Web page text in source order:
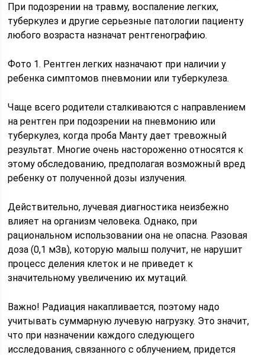
При подозрении на травму, воспаление легких,
туберкулез и другие серьезные патологии пациенту
любого возраста назначат рентгенографию.
Фото 1. Рентген легких назначают при наличии у
ребенка симптомов пневмонии или туберкулеза.
Чаще всего родители сталкиваются с направлением
на рентген при подозрении на пневмонию или
туберкулез, когда проба Манту дает тревожный
результат. Многие очень настороженно относятся к
этому обследованию, предполагая возможный вред
ребенку от полученной дозы излучения.
Действительно, лучевая диагностика неизбежно
влияет на организм человека. Однако, при
рациональном использовании она не опасна. Разовая
доза (0,1 мЗв), которую малыш получит, не нарушит
процесс деления клеток и не приведет к
значительному увеличению их мутаций.
Важно! Радиация накапливается, поэтому надо
учитывать суммарную лучевую нагрузку. Это значит,
что при назначении каждого следующего
исследования, связанного с облучением, придется